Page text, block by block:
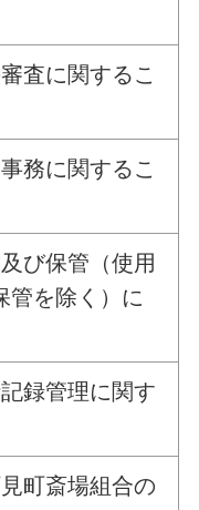
査に関するこ
務に関するこ
び保管（使用
管を除く）に
録管理に関す
町斎場組合の